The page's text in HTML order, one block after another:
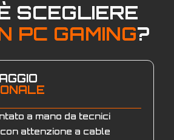
SCEGLIERE
PC GAMING?
a mano da tecnici
attenzione a cable